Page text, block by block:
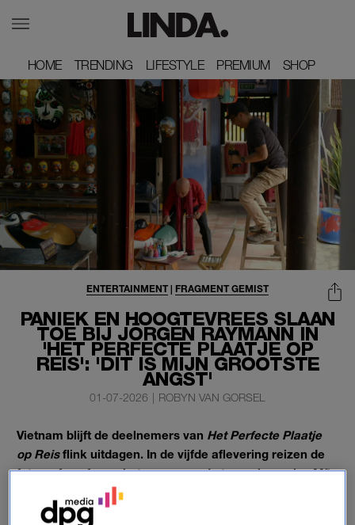
HOME
HOME TRENDING
TRENDING LIFESTYLE
LIFESTYLE PREMIUM
PREMIUM SHOP
SHOP
PANIEK EN HOOGTEVREES SLAAN
TOE BIJ JÖRGEN RAYMANN IN
'HET PERFECTE PLAATJE OP
REIS': 'DIT IS MIJN GROOTSTE
ANGST'
ENTERTAINMENT | FRAGMENT GEMIST
01-07-2026 | ROBYN VAN GORSEL
Vietnam blijft de deelnemers van Het Perfecte Plaatje
op Reisflink uitdagen. In de vijfde aflevering reizen de
fotografen af naar het eeuwenoude tempelcomplex Mỹ
Sơn, waar ze een sierlijke dansfoto moeten maken die
zo in een reismagazine zou kunnen.